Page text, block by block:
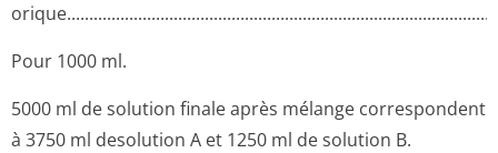
Pour 1000 ml.
5000 ml de solution finale après mélange correspondent
à 3750 ml desolution A et 1250 ml de solution B.